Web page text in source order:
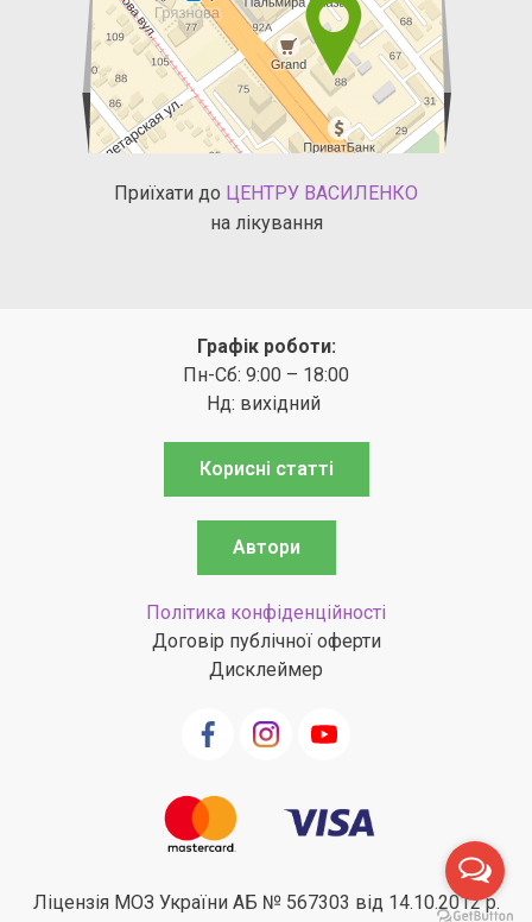
Приїхати до ЦЕНТРУ ВАСИЛЕНКО
на лікування
Графік роботи:
Пн-Сб: 9:00 – 18:00
Нд: вихідний
Корисні статті
Автори
Політика конфіденційності
Договір публічної оферти
Дисклеймер
Ліцензія МОЗ України АБ № 567303 від 14.10.2012 р.